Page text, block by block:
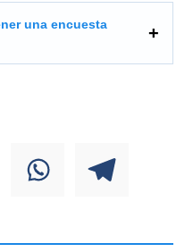
una encuesta